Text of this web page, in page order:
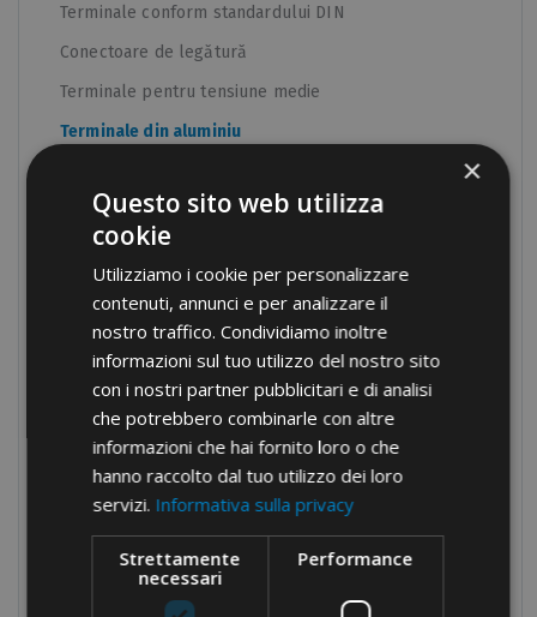
Terminale conform standardului DIN
Conectoare de legătură
Terminale pentru tensiune medie
Terminale din aluminiu
Shunt C și borne pentru conexiune la pământ
Borne tubulare izolate
Seturi asortate
Conexiuni cu șuruburi
Blocuri terminale
Blocuri de distribuție modulare
Presetupe din nylon
Protecție pentru cabluri
×
Questo sito web utilizza
cookie
Utilizziamo i cookie per personalizzare
contenuti, annunci e per analizzare il
nostro traffico. Condividiamo inoltre
informazioni sul tuo utilizzo del nostro sito
con i nostri partner pubblicitari e di analisi
che potrebbero combinarle con altre
informazioni che hai fornito loro o che
hanno raccolto dal tuo utilizzo dei loro
servizi. Informativa sulla privacy
Strettamente
necessari
Performance